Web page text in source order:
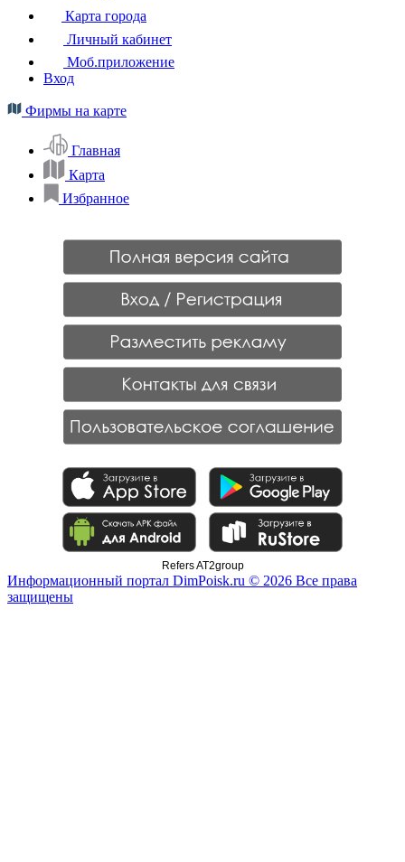
Карта города
Личный кабинет
Моб.приложение
Вход
Фирмы на карте
Главная
Карта
Избранное
Refers AT2group
Информационный портал DimPoisk.ru © 2026 Все права
защищены